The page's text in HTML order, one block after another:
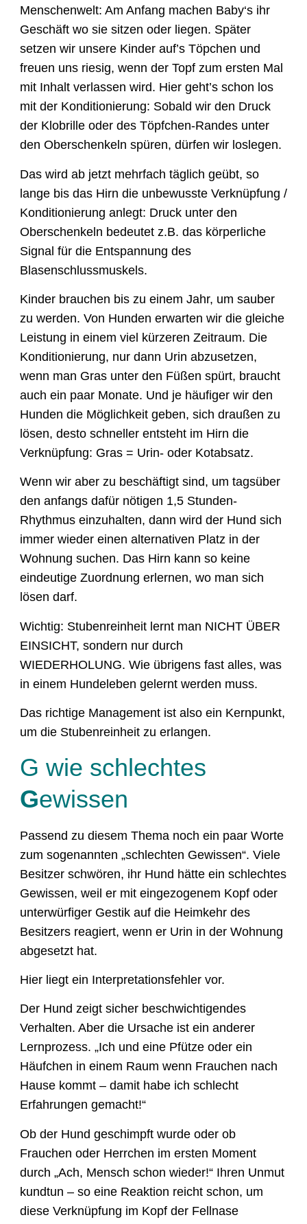
Menschenwelt: Am Anfang machen Baby‘s ihr
Geschäft wo sie sitzen oder liegen. Später
setzen wir unsere Kinder auf’s Töpchen und
freuen uns riesig, wenn der Topf zum ersten Mal
mit Inhalt verlassen wird. Hier geht’s schon los
mit der Konditionierung: Sobald wir den Druck
der Klobrille oder des Töpfchen-Randes unter
den Oberschenkeln spüren, dürfen wir loslegen.
Das wird ab jetzt mehrfach täglich geübt, so
lange bis das Hirn die unbewusste Verknüpfung /
Konditionierung anlegt: Druck unter den
Oberschenkeln bedeutet z.B. das körperliche
Signal für die Entspannung des
Blasenschlussmuskels.
Kinder brauchen bis zu einem Jahr, um sauber
zu werden. Von Hunden erwarten wir die gleiche
Leistung in einem viel kürzeren Zeitraum. Die
Konditionierung, nur dann Urin abzusetzen,
wenn man Gras unter den Füßen spürt, braucht
auch ein paar Monate. Und je häufiger wir den
Hunden die Möglichkeit geben, sich draußen zu
lösen, desto schneller entsteht im Hirn die
Verknüpfung: Gras = Urin- oder Kotabsatz.
Wenn wir aber zu beschäftigt sind, um tagsüber
den anfangs dafür nötigen 1,5 Stunden-
Rhythmus einzuhalten, dann wird der Hund sich
immer wieder einen alternativen Platz in der
Wohnung suchen. Das Hirn kann so keine
eindeutige Zuordnung erlernen, wo man sich
lösen darf.
Wichtig: Stubenreinheit lernt man NICHT ÜBER
EINSICHT, sondern nur durch
WIEDERHOLUNG. Wie übrigens fast alles, was
in einem Hundeleben gelernt werden muss.
Das richtige Management ist also ein Kernpunkt,
um die Stubenreinheit zu erlangen.
G wie schlechtes
Gewissen
Passend zu diesem Thema noch ein paar Worte
zum sogenannten „schlechten Gewissen“. Viele
Besitzer schwören, ihr Hund hätte ein schlechtes
Gewissen, weil er mit eingezogenem Kopf oder
unterwürfiger Gestik auf die Heimkehr des
Besitzers reagiert, wenn er Urin in der Wohnung
abgesetzt hat.
Hier liegt ein Interpretationsfehler vor.
Der Hund zeigt sicher beschwichtigendes
Verhalten. Aber die Ursache ist ein anderer
Lernprozess. „Ich und eine Pfütze oder ein
Häufchen in einem Raum wenn Frauchen nach
Hause kommt – damit habe ich schlecht
Erfahrungen gemacht!“
Ob der Hund geschimpft wurde oder ob
Frauchen oder Herrchen im ersten Moment
durch „Ach, Mensch schon wieder!“ Ihren Unmut
kundtun – so eine Reaktion reicht schon, um
diese Verknüpfung im Kopf der Fellnase